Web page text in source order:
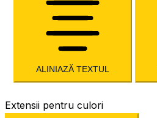
ALINIAZĂ TEXTUL
Extensii pentru culori